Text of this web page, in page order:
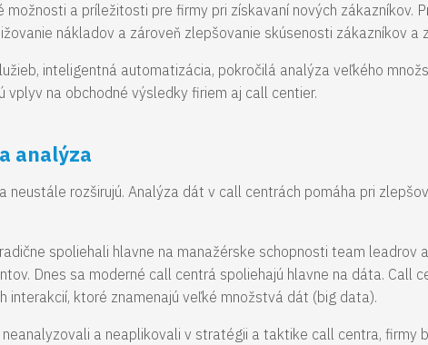
možnosti a príležitosti pre firmy pri získavaní nových zákazníkov.
nákladov a zároveň zlepšovanie skúsenosti zákazníkov a
inteligentná automatizácia, pokročilá analýza veľkého
na obchodné výsledky firiem aj call centier.
analýza
neustále rozširujú. Analýza dát v call centrách pomáha pri
spoliehali hlavne na manažérske schopnosti team leadrov
Dnes sa moderné call centrá spoliehajú hlavne na dáta. Call
interakcií, ktoré znamenajú veľké množstvá dát (big data).
a neaplikovali v stratégii a taktike call centra, firmy